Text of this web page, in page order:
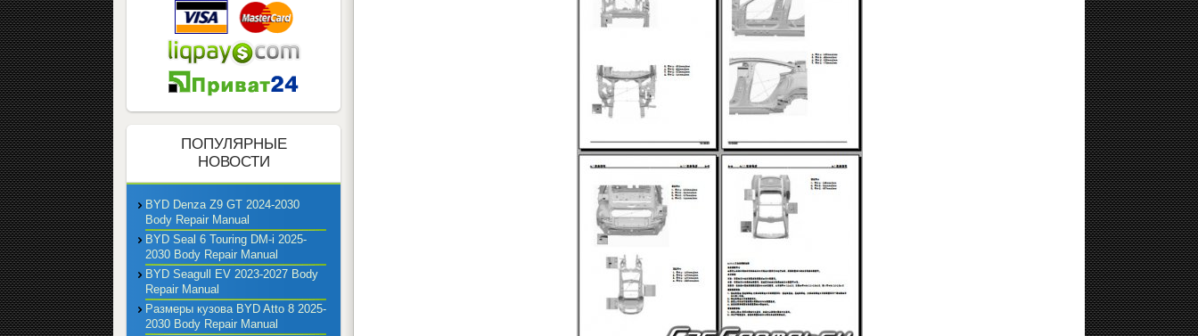
ПОПУЛЯРНЫЕ
НОВОСТИ
BYD Denza Z9 GT 2024-2030
Body Repair Manual
BYD Seal 6 Touring DM-i 2025-
2030 Body Repair Manual
BYD Seagull EV 2023-2027 Body
Repair Manual
Размеры кузова BYD Atto 8 2025-
2030 Body Repair Manual